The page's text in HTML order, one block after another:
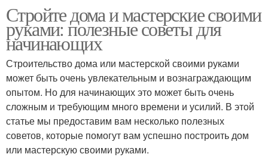
Стройте дома и мастерские своими
руками: полезные советы для
начинающих
Строительство дома или мастерской своими руками
может быть очень увлекательным и вознаграждающим
опытом. Но для начинающих это может быть очень
сложным и требующим много времени и усилий. В этой
статье мы предоставим вам несколько полезных
советов, которые помогут вам успешно построить дом
или мастерскую своими руками.